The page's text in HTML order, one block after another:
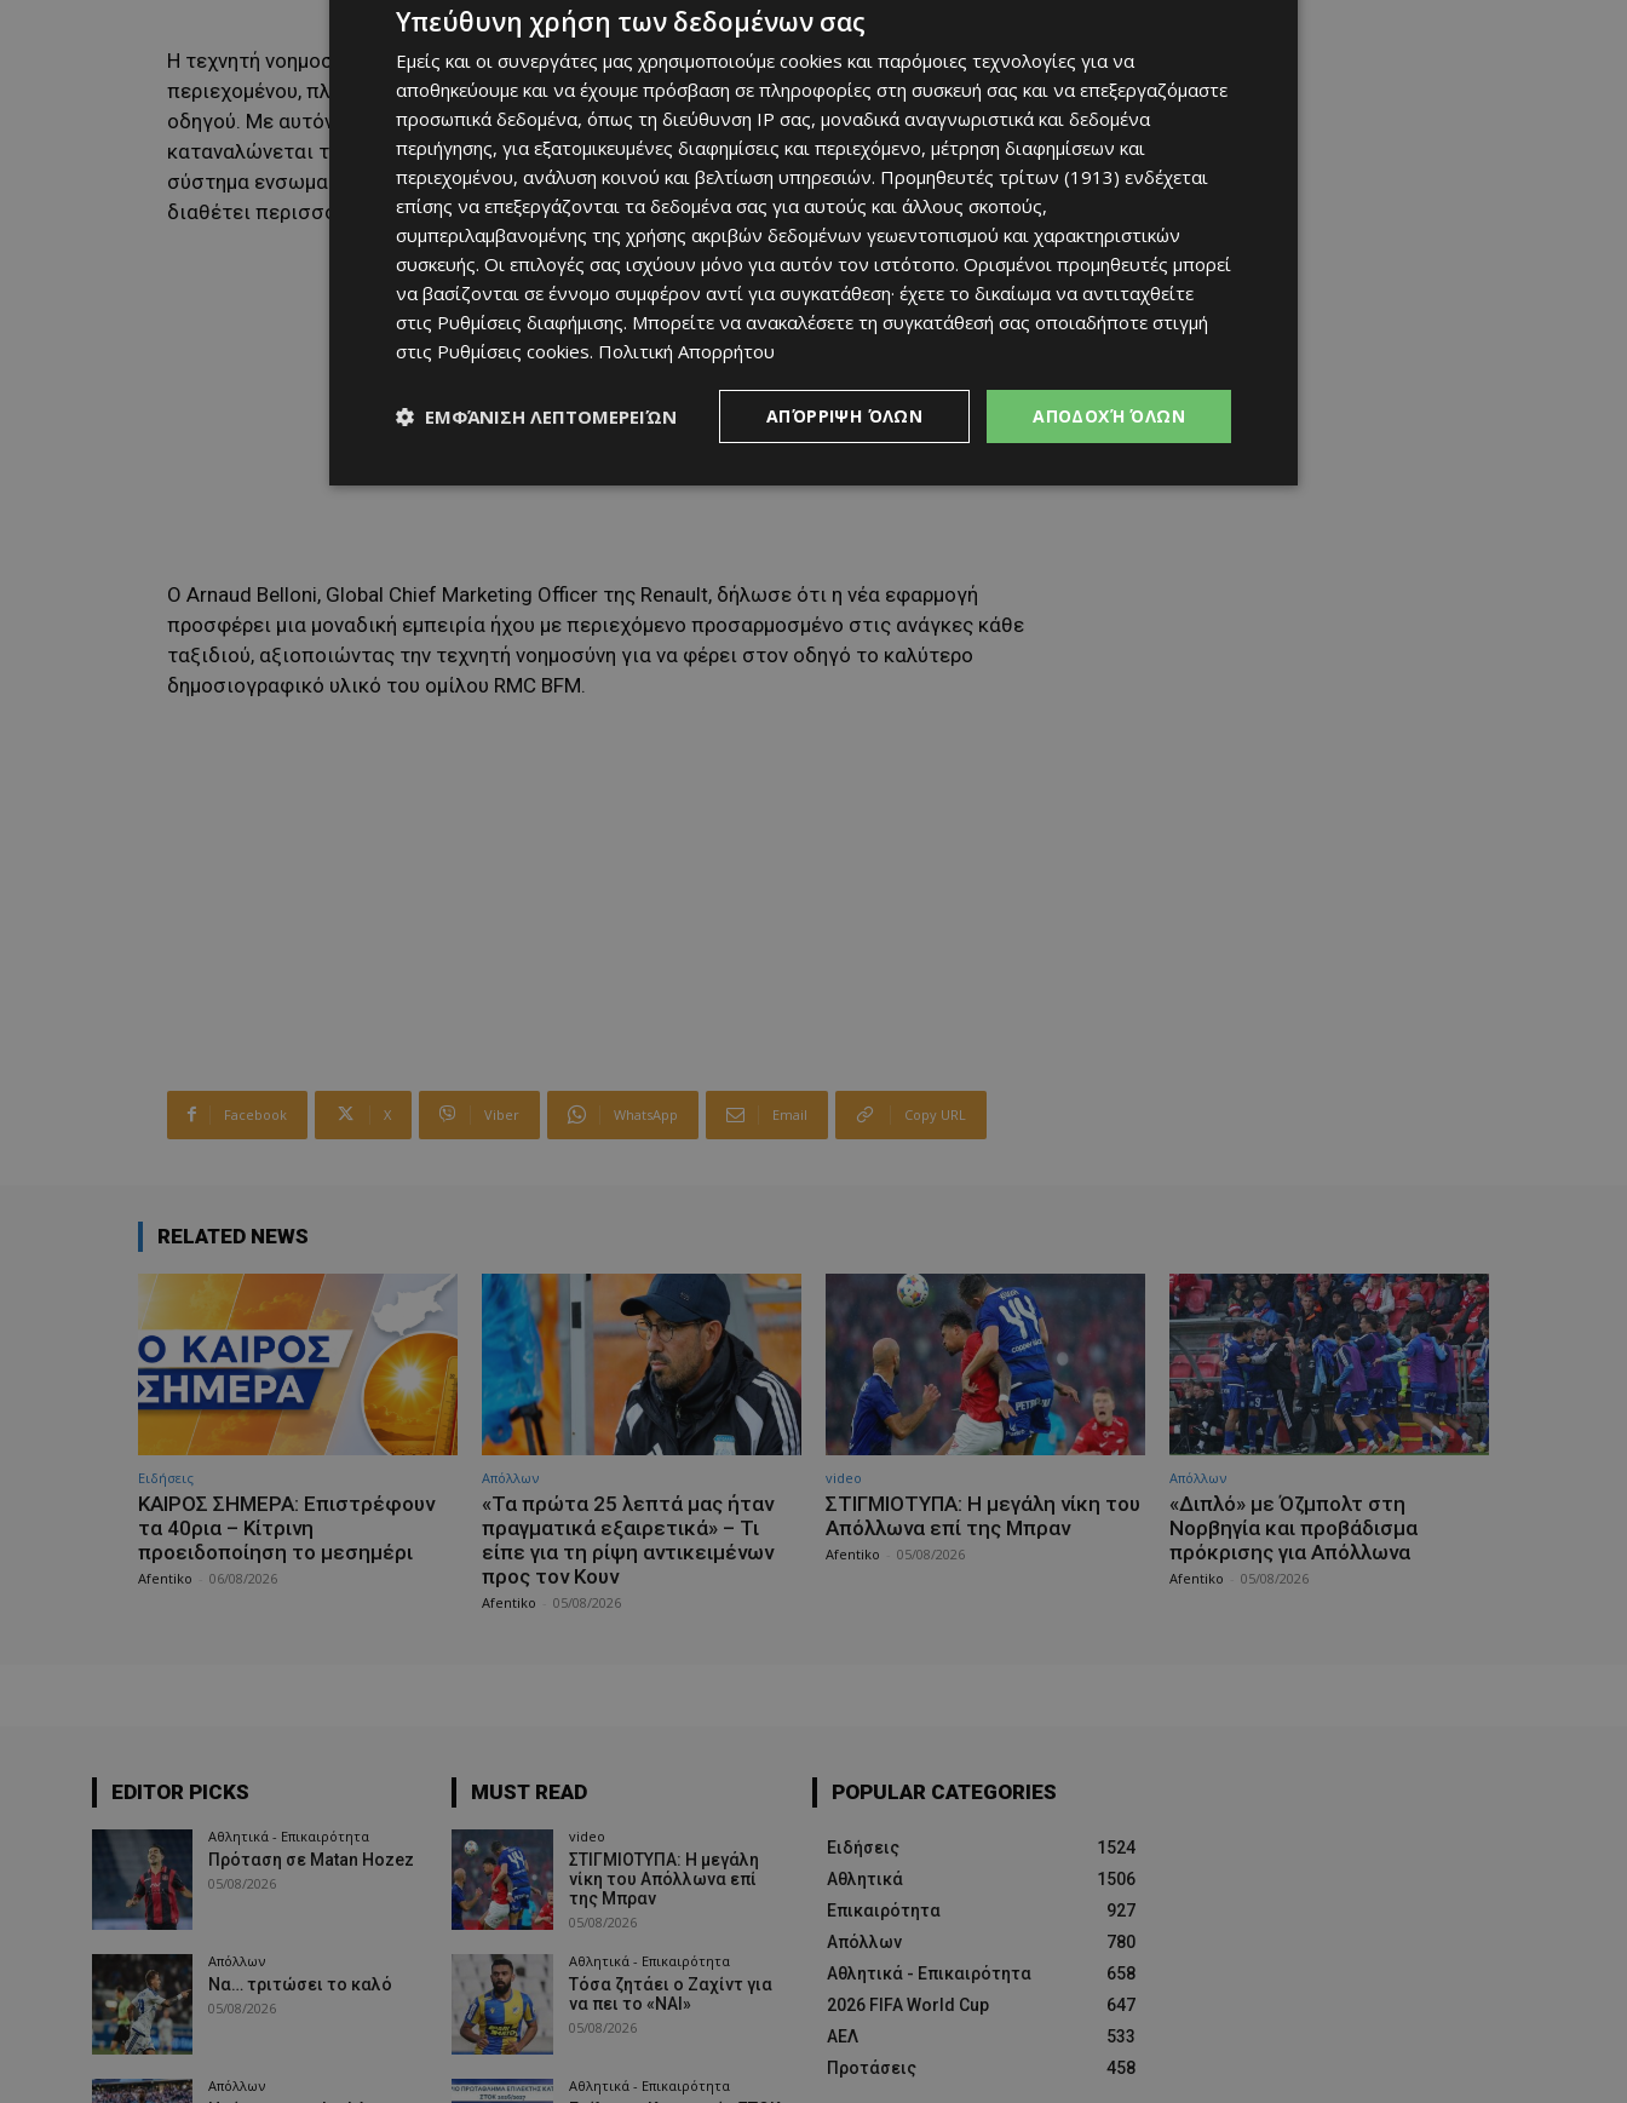
Η τεχνητή νοημοσύνη αναλαμβάνει να δημιουργήσει αυτόματα μια συνεχώς ανανεωμένη ροή
περιεχομένου, πλήρως προσαρμοσμένη στις προτιμήσεις και στη διάρκεια της διαδρομής του
οδηγού. Με αυτόν τον τρόπο, ηRenaultεπιχειρεί να αλλάξει πλήρως τον τρόπο με τον οποίο
καταναλώνεται το ραδιοφωνικό και ενημερωτικό περιεχόμενο μέσα στο αυτοκίνητο. Το νέο
σύστημα ενσωματώνεται στοOpenR Link, το προηγμένο infotainment της Renault που ήδη
διαθέτει περισσότερες από 100 εφαρμογές μέσω του Play Store.
Ο Arnaud Belloni, Global Chief Marketing Officer της Renault, δήλωσε ότι η νέα εφαρμογή
προσφέρει μια μοναδική εμπειρία ήχου με περιεχόμενο προσαρμοσμένο στις ανάγκες κάθε
ταξιδιού, αξιοποιώντας την τεχνητή νοημοσύνη για να φέρει στον οδηγό το καλύτερο
δημοσιογραφικό υλικό του ομίλου RMC BFM.
Facebook X Viber WhatsApp Email Copy URL
RELATED NEWS
Ειδήσεις
ΚΑΙΡΟΣ ΣΗΜΕΡΑ: Επιστρέφουν
τα 40ρια – Κίτρινη
προειδοποίηση το μεσημέρι
Afentiko 06/08/2026
Απόλλων
«Τα πρώτα 25 λεπτά μας ήταν
πραγματικά εξαιρετικά» – Τι
είπε για τη ρίψη αντικειμένων
προς τον Κουν
Afentiko 05/08/2026
video
ΣΤΙΓΜΙΟΤΥΠΑ: Η μεγάλη νίκη του
Απόλλωνα επί της Μπραν
Afentiko 05/08/2026
Απόλλων
«Διπλό» με Όζμπολτ στη
Νορβηγία και προβάδισμα
πρόκρισης για Απόλλωνα
Afentiko 05/08/2026
EDITOR PICKS
Αθλητικά - Επικαιρότητα
Πρόταση σε Matan Hozez
05/08/2026
Απόλλων
Να… τριτώσει το καλό
05/08/2026
Απόλλων
MUST READ
video
ΣΤΙΓΜΙΟΤΥΠΑ: Η μεγάλη
νίκη του Απόλλωνα επί
της Μπραν
05/08/2026
Αθλητικά - Επικαιρότητα
Τόσα ζητάει ο Ζαχίντ για
να πει το «ΝΑΙ»
05/08/2026
Αθλητικά - Επικαιρότητα
POPULAR CATEGORIES
Ειδήσεις
1524
Αθλητικά
1506
Επικαιρότητα
927
Απόλλων
780
Αθλητικά - Επικαιρότητα
658
2026 FIFA World Cup
647
ΑΕΛ
533
Προτάσεις
458
Υπεύθυνη χρήση των δεδομένων σας
Εμείς και οι συνεργάτες μας χρησιμοποιούμε cookies και παρόμοιες τεχνολογίες για να
αποθηκεύουμε και να έχουμε πρόσβαση σε πληροφορίες στη συσκευή σας και να επεξεργαζόμαστε
προσωπικά δεδομένα, όπως τη διεύθυνση IP σας, μοναδικά αναγνωριστικά και δεδομένα
περιήγησης, για εξατομικευμένες διαφημίσεις και περιεχόμενο, μέτρηση διαφημίσεων και
περιεχομένου, ανάλυση κοινού και βελτίωση υπηρεσιών. Προμηθευτές τρίτων (1913) ενδέχεται
επίσης να επεξεργάζονται τα δεδομένα σας για αυτούς και άλλους σκοπούς,
συμπεριλαμβανομένης της χρήσης ακριβών δεδομένων γεωεντοπισμού και χαρακτηριστικών
συσκευής. Οι επιλογές σας ισχύουν μόνο για αυτόν τον ιστότοπο. Ορισμένοι προμηθευτές μπορεί
να βασίζονται σε έννομο συμφέρον αντί για συγκατάθεση· έχετε το δικαίωμα να αντιταχθείτε
στις Ρυθμίσεις διαφήμισης. Μπορείτε να ανακαλέσετε τη συγκατάθεσή σας οποιαδήποτε στιγμή
στις Ρυθμίσεις cookies. Πολιτική Απορρήτου
ΑΠΟΔΟΧΉ ΌΛΩΝ
ΑΠΌΡΡΙΨΗ ΌΛΩΝ
ΕΜΦΆΝΙΣΗ ΛΕΠΤΟΜΕΡΕΙΏΝ